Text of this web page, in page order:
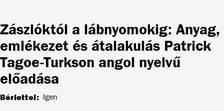
Zászlóktól a lábnyomokig: Anyag,
emlékezet és átalakulás Patrick
Tagoe-Turkson angol nyelvű
előadása
Bérlettel Igen